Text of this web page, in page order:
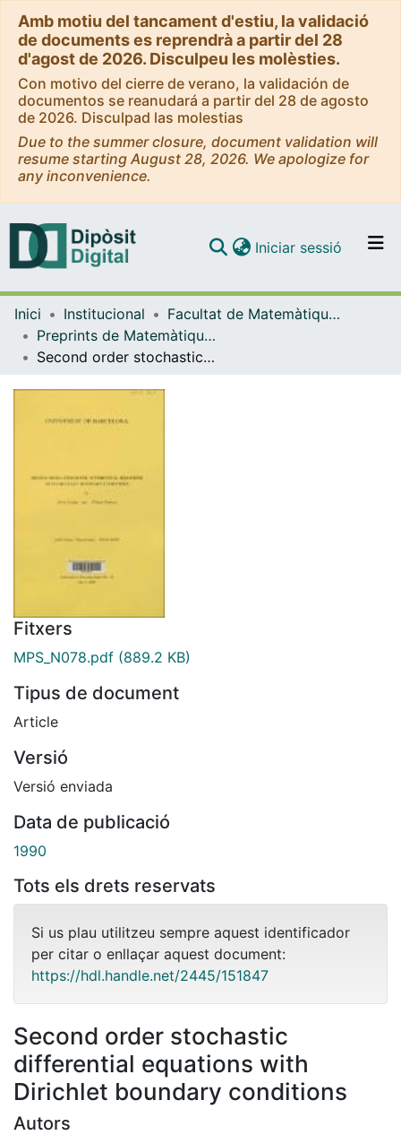
Amb motiu del tancament d'estiu, la validació
de documents es reprendrà a partir del 28
d'agost de 2026. Disculpeu les molèsties.
Con motivo del cierre de verano, la validación de
documentos se reanudará a partir del 28 de agosto
de 2026. Disculpad las molestias
Due to the summer closure, document validation will
resume starting August 28, 2026. We apologize for
any inconvenience.
Navega per tot el DD
Com publicar
Iniciar sessió (current)
Inici Institucional
Facultat de Matemàtiques i Informàtica
Preprints de Matemàtiques - Mathematics Preprint Series
Second order stochastic differential equations with Dirichlet boundary conditions
Fitxers
MPS_N078.pdf (889.2 KB)
Tipus de document
Article
Versió
Versió enviada
Data de publicació
1990
Tots els drets reservats
Si us plau utilitzeu sempre aquest identificador
per citar o enllaçar aquest document:
https://hdl.handle.net/2445/151847
Second order stochastic
differential equations with
Dirichlet boundary conditions
Autors